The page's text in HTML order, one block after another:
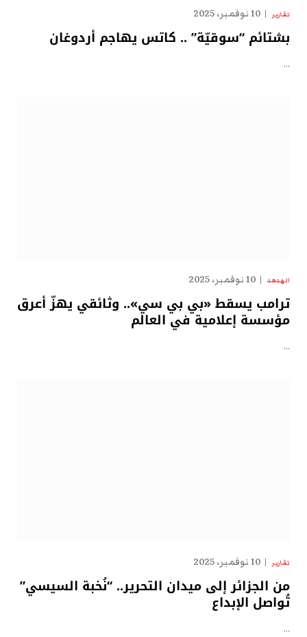
تقارير 10 نوفمبر، 2025
بشتائم “سوقيّة” .. كاتس يهاجم أردوغان
…
الهدهد 10 نوفمبر، 2025
ترامب يسقط «بي بي سي».. وثائقي يهزّ أعرق
مؤسسة إعلامية في العالم
…
تقارير 10 نوفمبر، 2025
من الجزائر إلى ميدان التحرير.. “نُخبة السيسي”
تُواصل الإبداع
…